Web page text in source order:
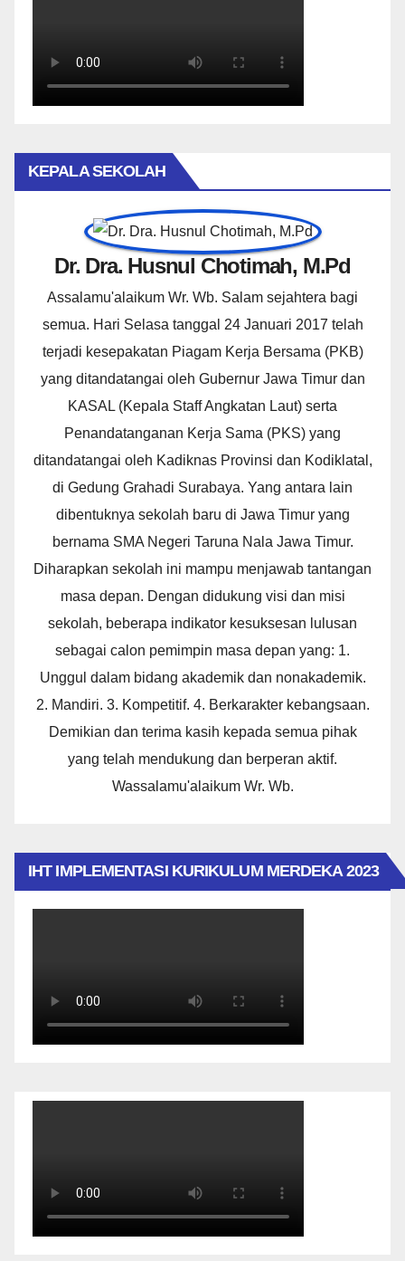
KEPALA SEKOLAH
Dr. Dra. Husnul Chotimah, M.Pd
Assalamu'alaikum Wr. Wb. Salam sejahtera bagi
semua. Hari Selasa tanggal 24 Januari 2017 telah
terjadi kesepakatan Piagam Kerja Bersama (PKB)
yang ditandatangai oleh Gubernur Jawa Timur dan
KASAL (Kepala Staff Angkatan Laut) serta
Penandatanganan Kerja Sama (PKS) yang
ditandatangai oleh Kadiknas Provinsi dan Kodiklatal,
di Gedung Grahadi Surabaya. Yang antara lain
dibentuknya sekolah baru di Jawa Timur yang
bernama SMA Negeri Taruna Nala Jawa Timur.
Diharapkan sekolah ini mampu menjawab tantangan
masa depan. Dengan didukung visi dan misi
sekolah, beberapa indikator kesuksesan lulusan
sebagai calon pemimpin masa depan yang: 1.
Unggul dalam bidang akademik dan nonakademik.
2. Mandiri. 3. Kompetitif. 4. Berkarakter kebangsaan.
Demikian dan terima kasih kepada semua pihak
yang telah mendukung dan berperan aktif.
Wassalamu'alaikum Wr. Wb.
IHT IMPLEMENTASI KURIKULUM MERDEKA 2023